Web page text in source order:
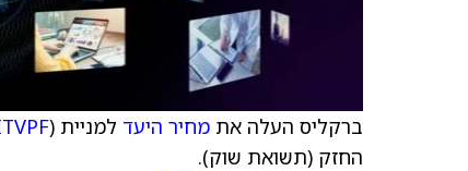
ברקליס העלה את מחיר היעד למניית ITV Plc (
החזק (תשואת שוק).